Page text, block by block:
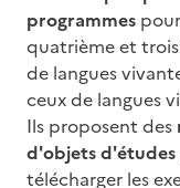
programmes
quatrième et
de langues
ceux de langues
Ils proposent des
d'objets d'études
télécharger les